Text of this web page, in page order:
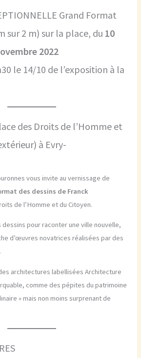
Grand Format
sur 2 m) sur la place, du 10
2022
le 14/10 de l’exposition à la
des Droits de l’Homme et
à Evry-
vous invite au vernissage de
des dessins de Franck
de l’Homme et du Citoyen.
pour raconter une ville nouvelle,
d’œuvres novatrices réalisées par des
architectures labellisées Architecture
comme des pépites du patrimoine
» mais non moins surprenant de